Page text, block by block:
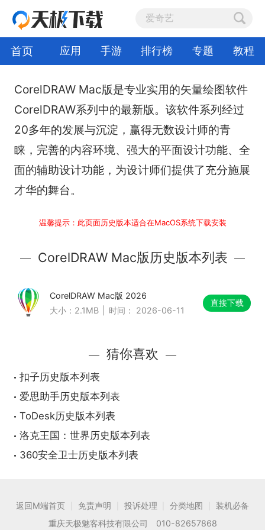
首页 应用 手游 排行榜 专题 教程
CorelDRAW Mac版是专业实用的矢量绘图软件
CorelDRAW系列中的最新版。该软件系列经过
20多年的发展与沉淀，赢得无数设计师的青
睐，完善的内容环境、强大的平面设计功能、全
面的辅助设计功能，为设计师们提供了充分施展
才华的舞台。
温馨提示：此页面历史版本适合在MacOS系统下载安装
CorelDRAW Mac版历史版本列表
CorelDRAW Mac版 2026
大小：2.1MB
时间： 2026-06-11
直接下载
猜你喜欢
扣子历史版本列表
爱思助手历史版本列表
ToDesk历史版本列表
洛克王国：世界历史版本列表
360安全卫士历史版本列表
返回M端首页 免责声明 投诉处理 分类地图
装机必备
重庆天极魅客科技有限公司 010-82657868